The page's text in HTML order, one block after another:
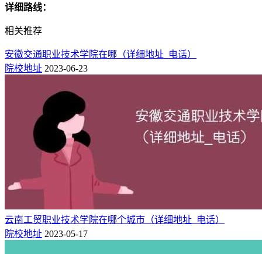
详细路线：
相关推荐
安徽交通职业技术学院在哪（详细地址_电话）
院校地址 2023-06-23
云南工贸职业技术学院在哪个城市（详细地址_电话）
院校地址 2023-05-17